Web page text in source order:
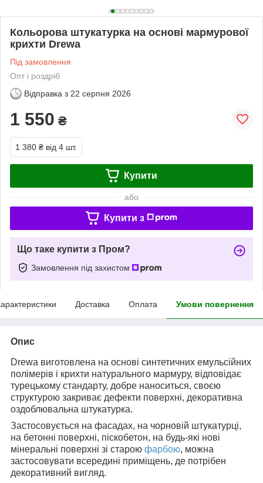
Кольорова штукатурка на основі мармурової
крихти Drewa
Під замовлення
Опт і роздріб
Відправка з 22 серпня 2026
1 550 ₴
1 380 ₴ від 4 шт.
Купити
або
Купити з
Що таке купити з Пром?
Замовлення під захистом
Доставка Оплата Умови повернення
Опис
Drewa виготовлена на основі синтетичних емульсійних
полімерів і крихти натурального мармуру, відповідає
турецькому стандарту, добре наноситься, своєю
структурою закриває дефекти поверхні, декоративна
оздоблювальна штукатурка.
Застосовується на фасадах, на чорновій штукатурці,
на бетонні поверхні, піскобетон, на будь-які нові
мінеральні поверхні зі старою фарбою, можна
застосовувати всередині приміщень, де потрібен
декоративний вигляд.